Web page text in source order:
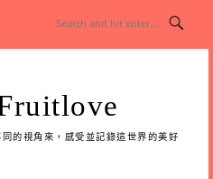
的視角來，感受並記錄這世界的美好